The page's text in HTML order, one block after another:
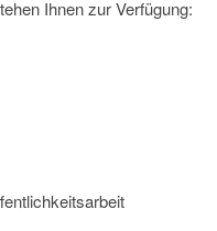
Ihnen zur Verfügung: